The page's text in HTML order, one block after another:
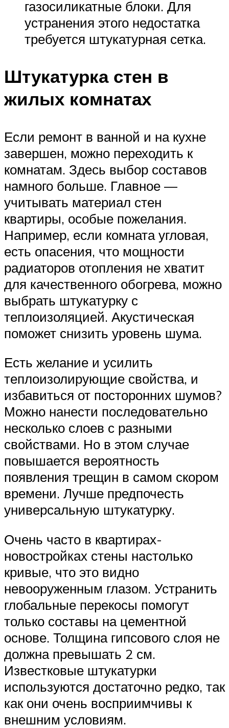
газосиликатные блоки. Для
устранения этого недостатка
требуется штукатурная сетка.
Штукатурка стен в
жилых комнатах
Если ремонт в ванной и на кухне
завершен, можно переходить к
комнатам. Здесь выбор составов
намного больше. Главное —
учитывать материал стен
квартиры, особые пожелания.
Например, если комната угловая,
есть опасения, что мощности
радиаторов отопления не хватит
для качественного обогрева, можно
выбрать штукатурку с
теплоизоляцией. Акустическая
поможет снизить уровень шума.
Есть желание и усилить
теплоизолирующие свойства, и
избавиться от посторонних шумов?
Можно нанести последовательно
несколько слоев с разными
свойствами. Но в этом случае
повышается вероятность
появления трещин в самом скором
времени. Лучше предпочесть
универсальную штукатурку.
Очень часто в квартирах-
новостройках стены настолько
кривые, что это видно
невооруженным глазом. Устранить
глобальные перекосы помогут
только составы на цементной
основе. Толщина гипсового слоя не
должна превышать 2 см.
Известковые штукатурки
используются достаточно редко, так
как они очень восприимчивы к
внешним условиям.